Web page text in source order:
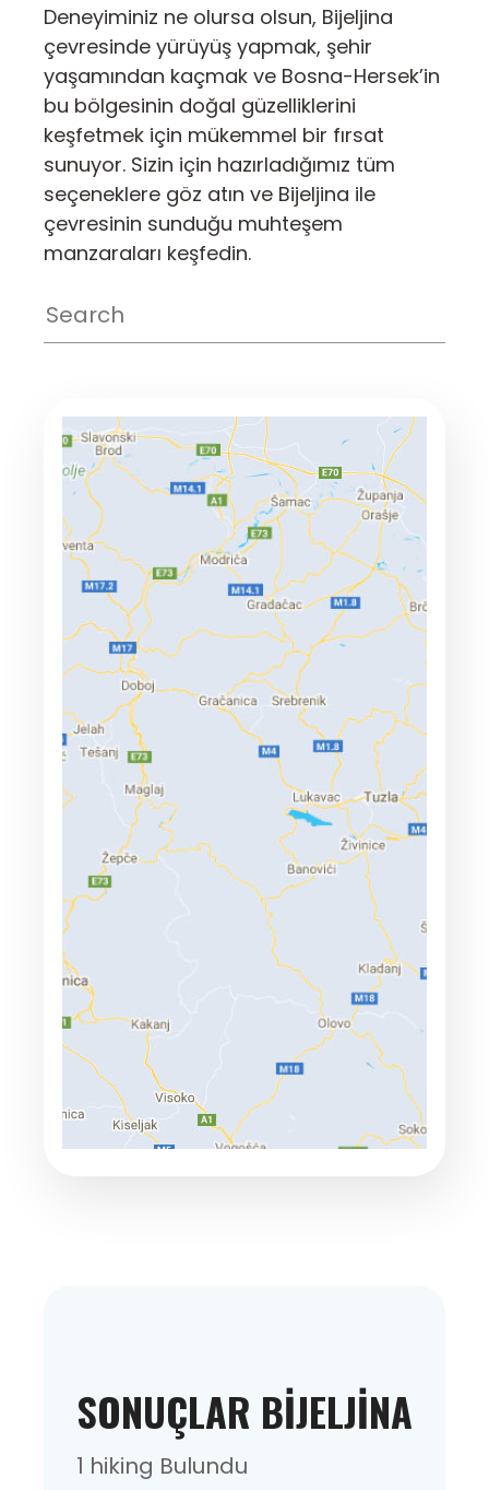
Deneyiminiz ne olursa olsun, Bijeljina
çevresinde yürüyüş yapmak, şehir
yaşamından kaçmak ve Bosna-Hersek’in
bu bölgesinin doğal güzelliklerini
keşfetmek için mükemmel bir fırsat
sunuyor. Sizin için hazırladığımız tüm
seçeneklere göz atın ve Bijeljina ile
çevresinin sunduğu muhteşem
manzaraları keşfedin.
SONUÇLAR BIJELJINA
1 hiking Bulundu